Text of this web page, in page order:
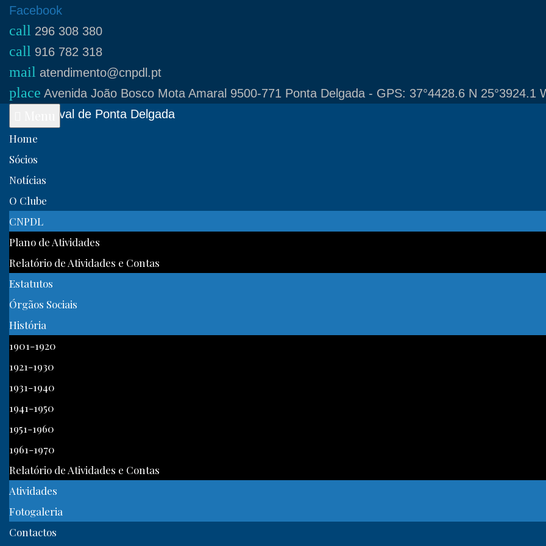
Skip
content
Facebook
call 296 308 380
call 916 782 318
mail atendimento@cnpdl.pt
place Avenida João Bosco Mota Amaral 9500-771 Ponta Delgada - GPS: 37°4428.6 N 25°3924.1
Clube Naval de Ponta Delgada
Home
Sócios
Notícias
O Clube
CNPDL
Plano de Atividades
Relatório de Atividades e Contas
Estatutos
Órgãos Sociais
História
1901-1920
1921-1930
1931-1940
1941-1950
1951-1960
1961-1970
Relatório de Atividades e Contas
Atividades
Fotogaleria
Contactos